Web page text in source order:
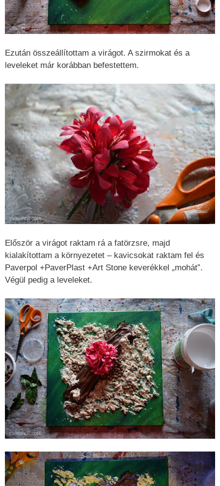
Ezután összeállítottam a virágot. A szirmokat és a
leveleket már korábban befestettem.
Először a virágot raktam rá a fatörzsre, majd
kialakítottam a környezetet – kavicsokat raktam fel és
Paverpol +PaverPlast +Art Stone keverékkel „mohát”.
Végül pedig a leveleket.